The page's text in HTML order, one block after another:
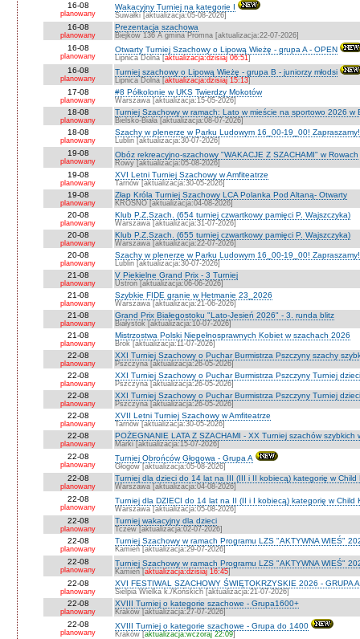
16-08
planowany
Wakacyjny Turniej na kategorie I
Suwałki [aktualizacja:05-08-2026]
16-08
planowany
Prezentacja szachowa
Biejków 136 A gmina Promna [aktualizacja:22-07-2026]
16-08
planowany
Otwarty Turniej Szachowy o Lipową Wieżę - grupa A - OPEN
Lipnica Dolna [aktualizacja:dzisiaj 06:51]
16-08
planowany
Turniej szachowy o Lipową Wieżę - grupa B - juniorzy młodsi
Lipnica Dolna [aktualizacja:dzisiaj 15:13]
17-08
planowany
#8 Półkolonie w UKS Twierdzy Mokotów
Warszawa [aktualizacja:15-05-2026]
18-08
planowany
Turniej Szachowy w ramach: Lato w mieście na sportowo 2026 w
Bielsko-Biała [aktualizacja:08-07-2026]
18-08
planowany
Szachy w plenerze w Parku Ludowym 16_00-19_00! Zapraszamy!
Lublin [aktualizacja:30-07-2026]
19-08
planowany
Obóz rekreacyjno-szachowy "WAKACJE Z SZACHAMI" w Rowach
Rowy [aktualizacja:05-08-2026]
19-08
planowany
XVI Letni Turniej Szachowy w Amfiteatrze
Tarnów [aktualizacja:30-05-2026]
19-08
planowany
Złap Króla Turniej Szachowy LCA Polanka Pod Altaną- Otwarty
KROSNO [aktualizacja:04-08-2026]
20-08
planowany
Klub P.Z.Szach. (654 turniej czwartkowy pamięci P. Wajszczyka)
Warszawa [aktualizacja:31-07-2026]
20-08
planowany
Klub P.Z.Szach. (655 turniej czwartkowy pamięci P. Wajszczyka)
Warszawa [aktualizacja:22-07-2026]
20-08
planowany
Szachy w plenerze w Parku Ludowym 16_00-19_00! Zapraszamy!
Lublin [aktualizacja:30-07-2026]
21-08
planowany
V Piekielne Grand Prix - 3 Turniej
Ustroń [aktualizacja:06-06-2026]
21-08
planowany
Szybkie FIDE granie w Hetmanie 23_2026
Warszawa [aktualizacja:21-06-2026]
21-08
planowany
Grand Prix Białegostoku "Lato-Jesień 2026" - 3. runda blitz
Białystok [aktualizacja:10-07-2026]
21-08
planowany
Mistrzostwa Polski Niepełnosprawnych Kobiet w szachach 2026
Brok [aktualizacja:11-07-2026]
22-08
planowany
XXI Turniej Szachowy o Puchar Burmistrza Pszczyny szachy
Pszczyna [aktualizacja:26-05-2026]
22-08
planowany
XXI Turniej Szachowy o Puchar Burmistrza Pszczyny Turniej
Pszczyna [aktualizacja:26-05-2026]
22-08
planowany
XXI Turniej Szachowy o Puchar Burmistrza Pszczyny Turniej
Pszczyna [aktualizacja:26-05-2026]
22-08
planowany
XVII Letni Turniej Szachowy w Amfiteatrze
Tarnów [aktualizacja:30-05-2026]
22-08
planowany
POŻEGNANIE LATA Z SZACHAMI - XX Turniej szachów szybkich
Marki [aktualizacja:15-07-2026]
22-08
planowany
Turniej Obrońców Głogowa - Grupa A
Głogów [aktualizacja:05-08-2026]
22-08
planowany
Turniej dla dzieci do 14 lat na III (III i II kobiecą) kategorię w Child
Warszawa [aktualizacja:04-08-2026]
22-08
planowany
Turniej dla DZIECI do 14 lat na II (II i I kobiecą) kategorię w Child
Warszawa [aktualizacja:05-08-2026]
22-08
planowany
Turniej wakacyjny dla dzieci
Tczew [aktualizacja:02-07-2026]
22-08
planowany
Turniej Szachowy w ramach Programu LZS "AKTYWNA WIEŚ"
Kamień [aktualizacja:29-07-2026]
22-08
planowany
Turniej Szachowy w ramach Programu LZS "AKTYWNA WIEŚ"
Kamień [aktualizacja:dzisiaj 16:45]
22-08
planowany
XVI FESTIWAL SZACHOWY ŚWIĘTOKRZYSKIE 2026 - GRUPA
Sielpia Wielka k./Końskich [aktualizacja:21-07-2026]
22-08
planowany
XVIII Turniej o kategorie szachowe - Grupa1600+
Kraków [aktualizacja:27-07-2026]
22-08
planowany
XVIII Turniej o kategorie szachowe - Grupa do 1400
Kraków [aktualizacja:wczoraj 22:09]